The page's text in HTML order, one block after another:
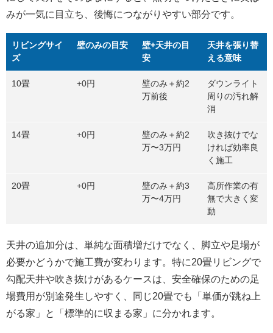
みが一気に目立ち、後悔につながりやすい部分です。
リビングサイ
ズ
壁のみの目安
壁+天井の目
安
天井を張り替
える意味
10畳 +0円
壁のみ＋約2
万前後
ダウンライト
周りの汚れ解
消
14畳 +0円
壁のみ＋約2
万〜3万円
吹き抜けでな
ければ効率良
く施工
20畳 +0円
壁のみ＋約3
万〜4万円
高所作業の有
無で大きく変
動
天井の追加分は、単純な面積増だけでなく、脚立や足場が
必要かどうかで施工費が変わります。特に20畳リビングで
勾配天井や吹き抜けがあるケースは、安全確保のための足
場費用が別途発生しやすく、同じ20畳でも「単価が跳ね上
がる家」と「標準的に収まる家」に分かれます。